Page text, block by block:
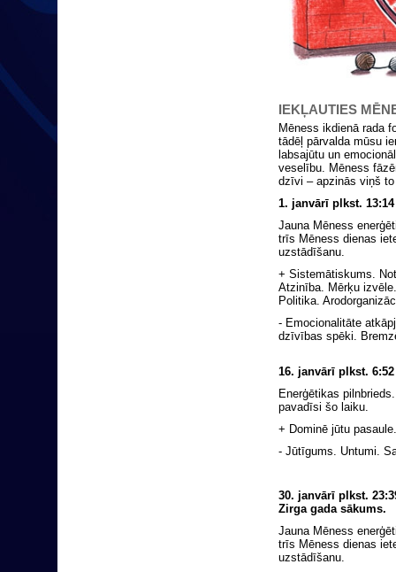
IEKĻAUTIES
Mēness ikdienā rada
tādēļ pārvalda mūsu
labsajūtu un
veselību. Mēness
dzīvi – apzinās viņš
1. janvārī plkst.
Jauna Mēness
trīs Mēness dienas
uzstādīšanu.
+ Sistemātiskums.
Atzinība. Mērķu
Politika.
- Emocionalitāte
dzīvības spēki.
16. janvārī plkst.
Enerģētikas
pavadīsi šo laiku.
+ Dominē jūtu
- Jūtīgums. Untumi.
30. janvārī plkst.
Zirga gada sākums.
Jauna Mēness
trīs Mēness dienas
uzstādīšanu.